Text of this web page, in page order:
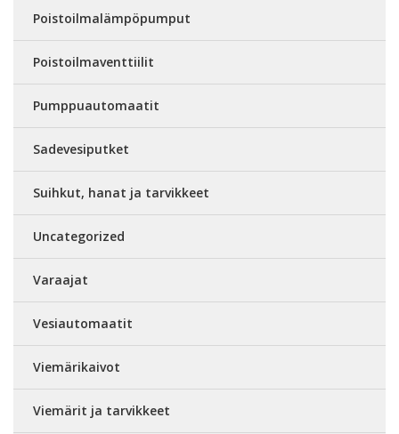
Poistoilmalämpöpumput
Poistoilmaventtiilit
Pumppuautomaatit
Sadevesiputket
Suihkut, hanat ja tarvikkeet
Uncategorized
Varaajat
Vesiautomaatit
Viemärikaivot
Viemärit ja tarvikkeet